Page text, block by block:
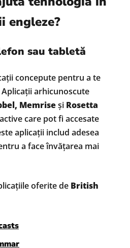
engleze?
sau tabletă
concepute pentru a te
arhicunoscute
Memriseși Rosetta
care pot fi accesate
aplicații includ adesea
a face învățarea mai
oferite de British